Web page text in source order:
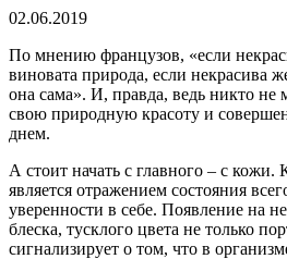
02.06.2019
По мнению французов, «если
виновата природа, если некрасива
она сама». И, правда, ведь никто не
свою природную красоту и
днем.
А стоит начать с главного – с кожи.
является отражением состояния
уверенности в себе. Появление на
блеска, тусклого цвета не только
сигнализирует о том, что в